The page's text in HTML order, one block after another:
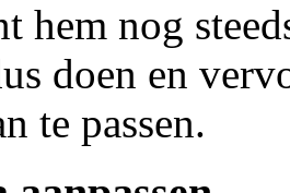
hem nog
doen en
te passen.